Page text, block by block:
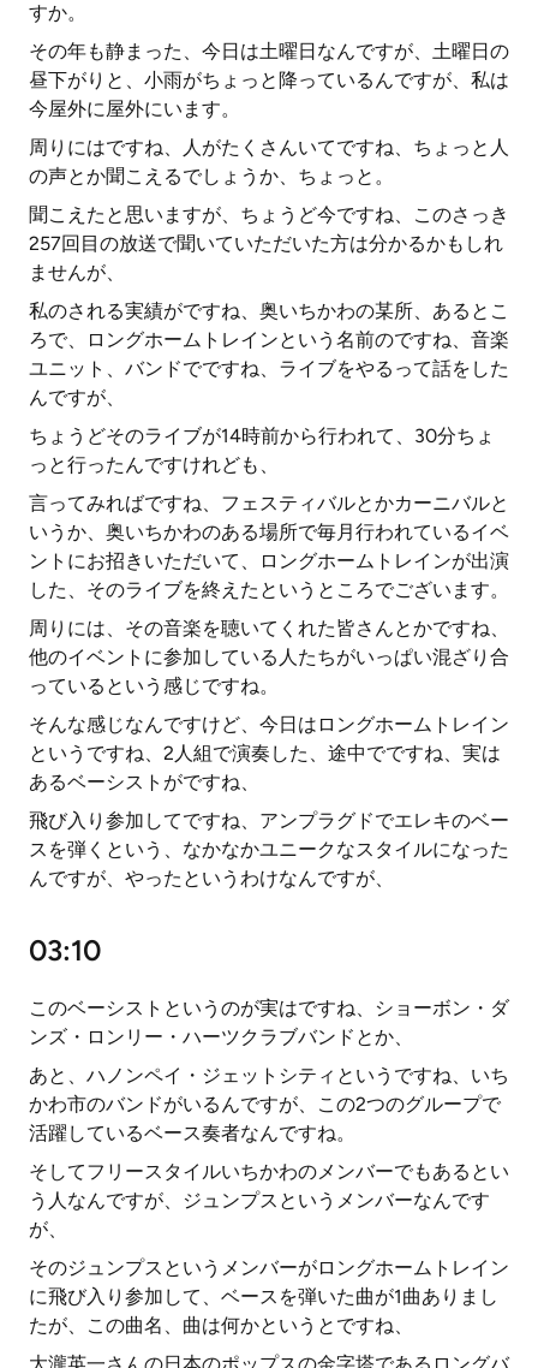
すか。
その年も静まった、今日は土曜日なんですが、土曜日の
昼下がりと、小雨がちょっと降っているんですが、私は
今屋外に屋外にいます。
周りにはですね、人がたくさんいてですね、ちょっと人
の声とか聞こえるでしょうか、ちょっと。
聞こえたと思いますが、ちょうど今ですね、このさっき
257回目の放送で聞いていただいた方は分かるかもしれ
ませんが、
私のされる実績がですね、奥いちかわの某所、あるとこ
ろで、ロングホームトレインという名前のですね、音楽
ユニット、バンドでですね、ライブをやるって話をした
んですが、
ちょうどそのライブが14時前から行われて、30分ちょ
っと行ったんですけれども、
言ってみればですね、フェスティバルとかカーニバルと
いうか、奥いちかわのある場所で毎月行われているイベ
ントにお招きいただいて、ロングホームトレインが出演
した、そのライブを終えたというところでございます。
周りには、その音楽を聴いてくれた皆さんとかですね、
他のイベントに参加している人たちがいっぱい混ざり合
っているという感じですね。
そんな感じなんですけど、今日はロングホームトレイン
というですね、2人組で演奏した、途中でですね、実は
あるベーシストがですね、
飛び入り参加してですね、アンプラグドでエレキのベー
スを弾くという、なかなかユニークなスタイルになった
んですが、やったというわけなんですが、
03:10
このベーシストというのが実はですね、ショーボン・ダ
ンズ・ロンリー・ハーツクラブバンドとか、
あと、ハノンペイ・ジェットシティというですね、いち
かわ市のバンドがいるんですが、この2つのグループで
活躍しているベース奏者なんですね。
そしてフリースタイルいちかわのメンバーでもあるとい
う人なんですが、ジュンプスというメンバーなんです
が、
そのジュンプスというメンバーがロングホームトレイン
に飛び入り参加して、ベースを弾いた曲が1曲ありまし
たが、この曲名、曲は何かというとですね、